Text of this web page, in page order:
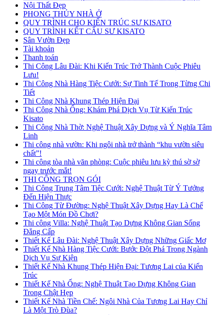
Nội Thất Đẹp
PHONG THỦY NHÀ Ở
QUY TRÌNH CHO KIẾN TRÚC SƯ KISATO
QUY TRÌNH KẾT CẤU SƯ KISATO
Sân Vườn Đẹp
Tài khoản
Thanh toán
Thi Công Lâu Đài: Khi Kiến Trúc Trở Thành Cuộc Phiêu
Lưu!
Thi Công Nhà Hàng Tiệc Cưới: Sự Tinh Tế Trong Từng Chi
Tiết
Thi Công Nhà Khung Thép Hiện Đại
Thi Công Nhà Ống: Khám Phá Dịch Vụ Từ Kiến Trúc
Kisato
Thi Công Nhà Thờ: Nghệ Thuật Xây Dựng và Ý Nghĩa Tâm
Linh
Thi công nhà vườn: Khi ngôi nhà trở thành “khu vườn siêu
chất”!
Thi công tòa nhà văn phòng: Cuộc phiêu lưu kỳ thú sờ sờ
ngay trước mắt!
THI CÔNG TRỌN GÓI
Thi Công Trung Tâm Tiệc Cưới: Nghệ Thuật Từ Ý Tưởng
Đến Hiện Thực
Thi Công Từ Đường: Nghệ Thuật Xây Dựng Hay Là Chế
Tạo Một Món Đồ Chơi?
Thi công Villa: Nghệ Thuật Tạo Dựng Không Gian Sống
Đẳng Cấp
Thiết Kế Lâu Đài: Nghệ Thuật Xây Dựng Những Giấc Mơ
Thiết Kế Nhà Hàng Tiệc Cưới: Bước Đột Phá Trong Ngành
Dịch Vụ Sự Kiện
Thiết Kế Nhà Khung Thép Hiện Đại: Tương Lai của Kiến
Trúc
Thiết Kế Nhà Ống: Nghệ Thuật Tạo Dựng Không Gian
Trong Chật Hẹp
Thiết Kế Nhà Tiền Chế: Ngôi Nhà Của Tương Lai Hay Chỉ
Là Một Trò Đùa?